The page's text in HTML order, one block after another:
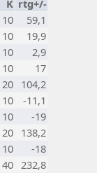
K rtg+/-
10
59,1
10
19,9
10
2,9
10
17
20 104,2
10
-11,1
10
-19
20 138,2
10
-18
40 232,8